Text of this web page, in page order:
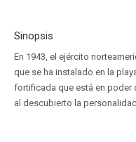
Sinopsis
En 1943, el ejército
que se ha instalado en la
fortificada que está en poder
al descubierto la